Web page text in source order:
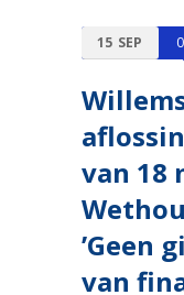
15 SEP 0
van 18
’Geen
van